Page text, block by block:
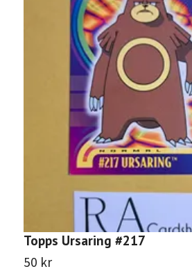
Topps Ursaring #217
50 kr